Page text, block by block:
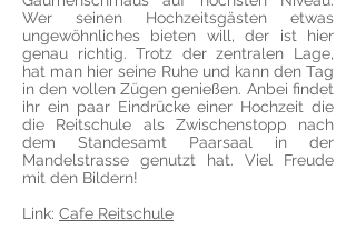
Wer seinen Hochzeitsgästen etwas
ungewöhnliches bieten will, der ist hier
genau richtig. Trotz der zentralen Lage,
hat man hier seine Ruhe und kann den Tag
in den vollen Zügen genießen. Anbei findet
ihr ein paar Eindrücke einer Hochzeit die
die Reitschule als Zwischenstopp nach
dem Standesamt Paarsaal in der
Mandelstrasse genutzt hat. Viel Freude
mit den Bildern!
Link: Cafe Reitschule